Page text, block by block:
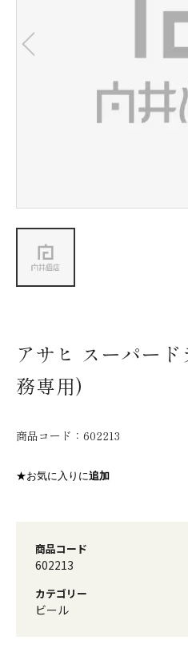
会社情報
アサヒ スーパー
務専用)
商品コード： 602213
★お気に入りに追加
商品コード
602213
カテゴリー
ビール